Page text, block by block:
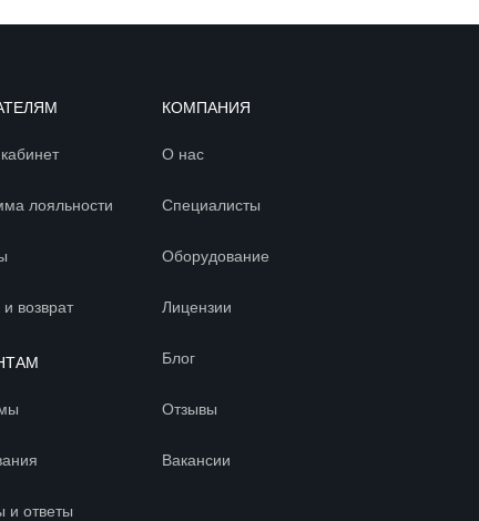
лояльности
возврат
и ответы
КОМПАНИЯ
О нас
Специалисты
Оборудование
Лицензии
Блог
Отзывы
Вакансии